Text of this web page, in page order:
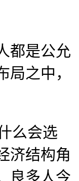
都是公允
之中，
么会选
济结构角
良多人今